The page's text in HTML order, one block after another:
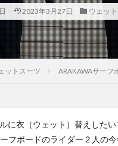
2023年3月27日 ウェッ
ットスーツ ARAKAWAサーフ
に衣（ウェット）替えしたい
フボードのライダー２人の